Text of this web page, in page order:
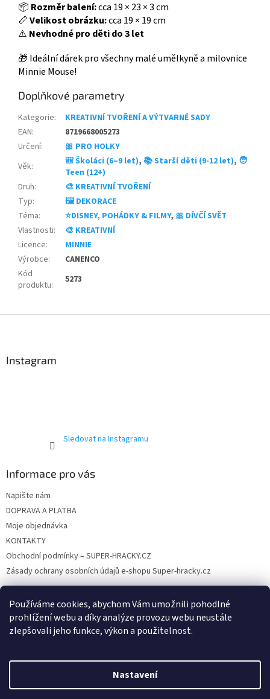
Používáme cookies, abychom Vám umožnili pohodlné
prohlížení webu a díky analýze provozu webu neustále
zlepšovali jeho funkce, výkon a použitelnost.
Nastavení
📦 Rozměr balení:cca 19 × 23 × 3 cm
📏Velikost obrázku:cca 19 × 19 cm
⚠️ Nevhodné pro děti do 3 let
🎁 Ideální dárek pro všechny malé umělkyně a milovnice
Minnie Mouse!
Doplňkové parametry
Kategorie:
KREATIVNÍ TVOŘENÍ A VÝTVARNÉ SADY
EAN:
8719668005273
Určení:
🎀 PRO HOLKY
Věk: 🎒 Školáci (6–9 let), 📚 Starší děti (9-12 let), 🧑
Teen (12+)
Druh:
🎨 KREATIVNÍ TVOŘENÍ
Typ:
🖼️ DEKORACE
Téma: ⭐DISNEY, POHÁDKY & FILMY, 🎀 DÍVČÍ SVĚT
Vlastnosti:
🎨 KREATIVNÍ
Licence:
MINNIE
Výrobce:
CANENCO
Kód
produktu: 5273
Instagram
Sledovat na Instagramu
Informace pro vás
Napište nám
DOPRAVA A PLATBA
Moje objednávka
KONTAKTY
Obchodní podmínky – SUPER-HRACKY.CZ
Zásady ochrany osobních údajů e-shopu Super-hracky.cz
Instagram
Vytvořil Shoptet